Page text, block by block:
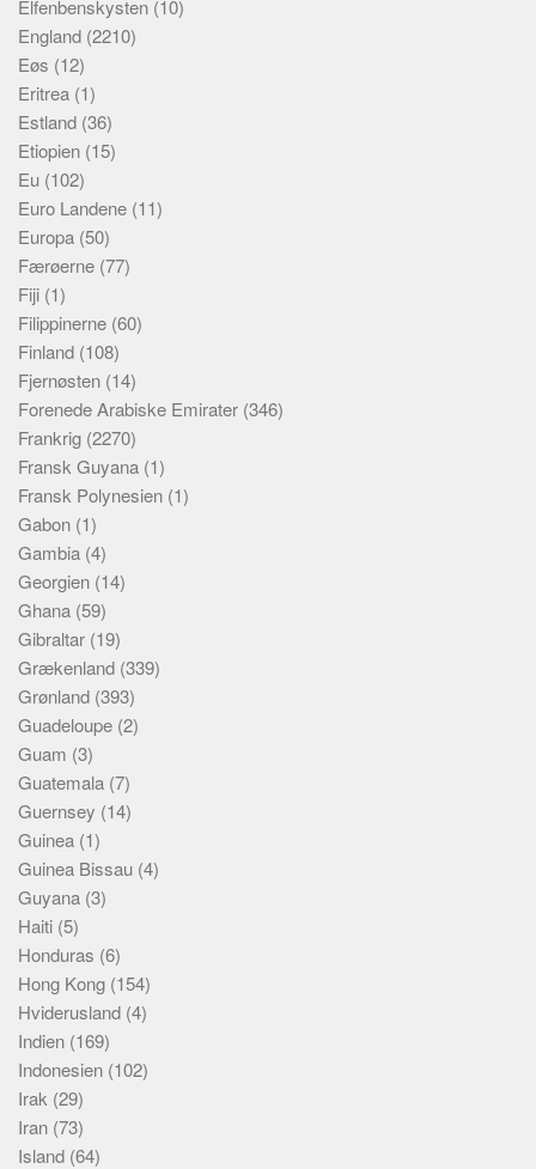
Elfenbenskysten (10)
England (2210)
Eøs (12)
Eritrea (1)
Estland (36)
Etiopien (15)
Eu (102)
Euro Landene (11)
Europa (50)
Færøerne (77)
Fiji (1)
Filippinerne (60)
Finland (108)
Fjernøsten (14)
Forenede Arabiske Emirater (346)
Frankrig (2270)
Fransk Guyana (1)
Fransk Polynesien (1)
Gabon (1)
Gambia (4)
Georgien (14)
Ghana (59)
Gibraltar (19)
Grækenland (339)
Grønland (393)
Guadeloupe (2)
Guam (3)
Guatemala (7)
Guernsey (14)
Guinea (1)
Guinea Bissau (4)
Guyana (3)
Haiti (5)
Honduras (6)
Hong Kong (154)
Hviderusland (4)
Indien (169)
Indonesien (102)
Irak (29)
Iran (73)
Island (64)